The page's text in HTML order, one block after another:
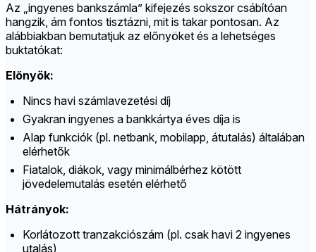
Az „ingyenes bankszámla” kifejezés sokszor csábítóan
hangzik, ám fontos tisztázni, mit is takar pontosan. Az
alábbiakban bemutatjuk az előnyöket és a lehetséges
buktatókat:
Előnyök:
Nincs havi számlavezetési díj
Gyakran ingyenes a bankkártya éves díja is
Alap funkciók (pl. netbank, mobilapp, átutalás) általában
elérhetők
Fiatalok, diákok, vagy minimálbérhez kötött
jövedelemutalás esetén elérhető
Hátrányok:
Korlátozott tranzakciószám (pl. csak havi 2 ingyenes
utalás)